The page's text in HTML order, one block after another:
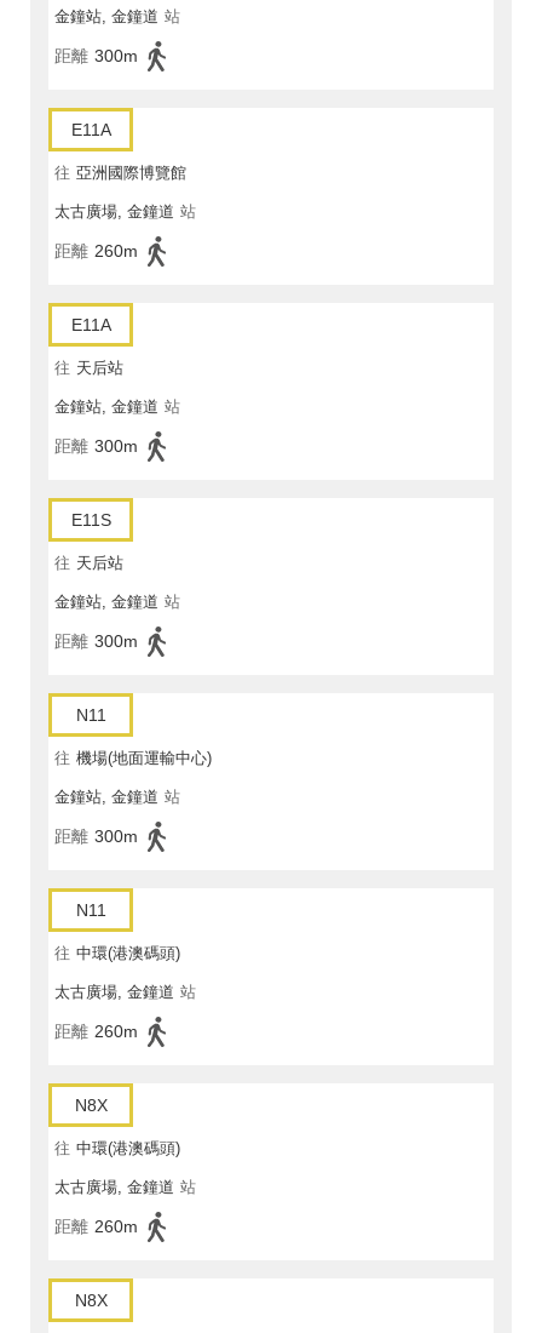
金鐘站, 金鐘道 站
距離 300m
E11A
往 亞洲國際博覽館
太古廣場, 金鐘道 站
距離 260m
E11A
往 天后站
金鐘站, 金鐘道 站
距離 300m
E11S
往 天后站
金鐘站, 金鐘道 站
距離 300m
N11
往 機場(地面運輸中心)
金鐘站, 金鐘道 站
距離 300m
N11
往 中環(港澳碼頭)
太古廣場, 金鐘道 站
距離 260m
N8X
往 中環(港澳碼頭)
太古廣場, 金鐘道 站
距離 260m
N8X